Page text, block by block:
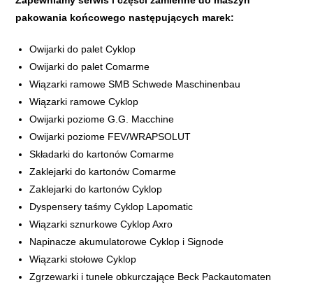
pakowania końcowego następujących marek:​
Owijarki do palet Cyklop
Owijarki do palet Comarme
Wiązarki ramowe SMB Schwede Maschinenbau
Wiązarki ramowe Cyklop
Owijarki poziome G.G. Macchine
Owijarki poziome FEV/WRAPSOLUT
Składarki do kartonów Comarme
Zaklejarki do kartonów Comarme
Zaklejarki do kartonów Cyklop
​Dyspensery taśmy Cyklop Lapomatic
Wiązarki sznurkowe Cyklop Axro
Napinacze akumulatorowe Cyklop i Signode
Wiązarki stołowe Cyklop
Zgrzewarki i tunele obkurczające Beck Packautomaten